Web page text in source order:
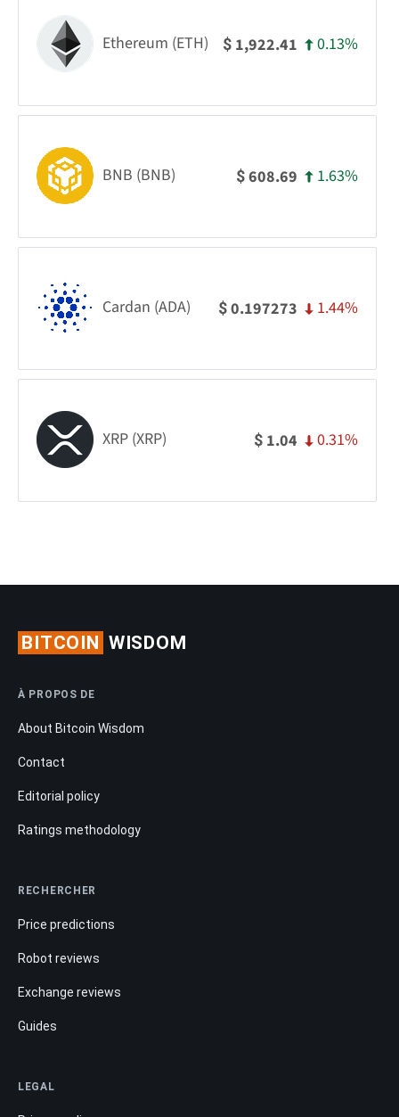
Ethereum (ETH) $ 1,922.41 0.13%
BNB (BNB) $608.69 1.63%
Cardan (ADA) $0.197273 1.44%
XRP (XRP) $ 1.04 0.31%
BITCOIN WISDOM
À PROPOS DE
About Bitcoin Wisdom
Contact
Editorial policy
Ratings methodology
RECHERCHER
Price predictions
Robot reviews
Exchange reviews
Guides
LEGAL